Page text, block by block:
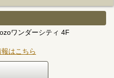
ワンダーシティ 4F
はこちら